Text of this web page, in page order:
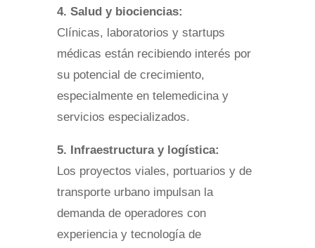
4. Salud y biociencias:
Clínicas, laboratorios y startups
médicas están recibiendo interés por
su potencial de crecimiento,
especialmente en telemedicina y
servicios especializados.
5. Infraestructura y logística:
Los proyectos viales, portuarios y de
transporte urbano impulsan la
demanda de operadores con
experiencia y tecnología de